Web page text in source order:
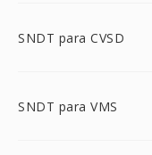
SNDT para CVSD
SNDT para VMS